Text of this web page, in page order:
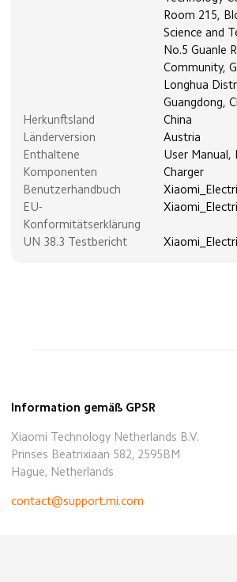
Room 215,
Science and
No.5 Guanle
Community,
Longhua
Guangdong,
Herkunftsland
China
Länderversion
Austria
Enthaltene
Komponenten
User Manual,
Charger
Benutzerhandbuch
EU-
Konformitätserklärung
UN 38.3 Testbericht
Information gemäß GPSR
Xiaomi Technology Netherlands B.V.
Prinses Beatrixiaan 582, 2595BM
Hague, Netherlands
contact@support.mi.com